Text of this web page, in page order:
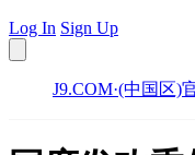
Log In Sign Up
J9.COM·(中国区)